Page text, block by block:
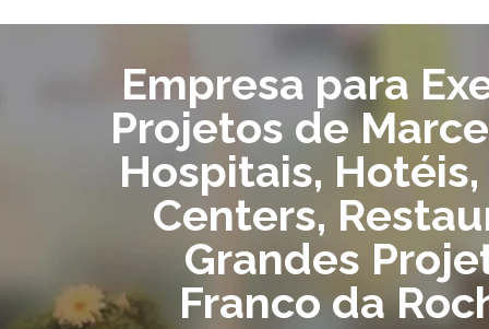
Empresa para
Projetos de
Hospitais,
Centers,
Grandes
Franco da